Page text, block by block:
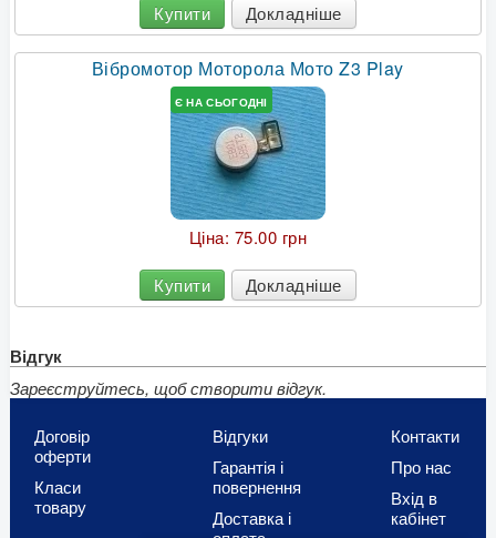
Купити Докладніше
Вібромотор Моторола Мото Z3 Play
Є НА СЬОГОДНІ
Ціна: 75.00 грн
Купити Докладніше
Відгук
Зареєструйтесь, щоб створити відгук.
Договір
оферти
Класи
товару
Відгуки
Гарантія і
повернення
Доставка і
Контакти
Про нас
Вхід в
кабінет